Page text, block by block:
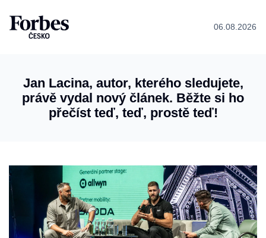
06.08.2026
Jan Lacina, autor, kterého sledujete,
právě vydal nový článek. Běžte si ho
přečíst teď, teď, prostě teď!